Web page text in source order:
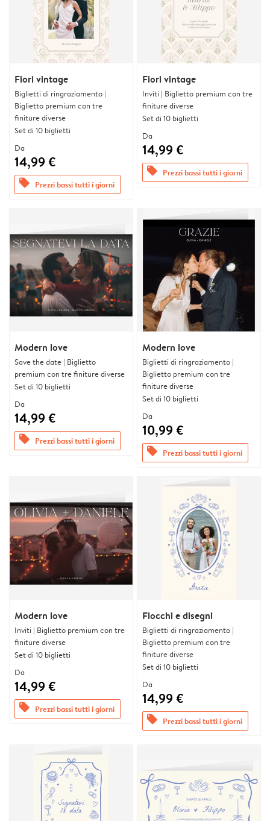
Fiori vintage
Biglietti di ringraziamento |
Biglietto premium con tre
finiture diverse
Set di 10 biglietti
Da
14,99 €
offers Prezzi bassi tutti i giorni
Fiori vintage
Inviti | Biglietto premium con tre
finiture diverse
Set di 10 biglietti
Da
14,99 €
offers Prezzi bassi tutti i giorni
Modern love
Save the date | Biglietto
premium con tre finiture diverse
Set di 10 biglietti
Da
14,99 €
offers Prezzi bassi tutti i giorni
Modern love
Biglietti di ringraziamento |
Biglietto premium con tre
finiture diverse
Set di 10 biglietti
Da
10,99 €
offers Prezzi bassi tutti i giorni
Modern love
Inviti | Biglietto premium con tre
finiture diverse
Set di 10 biglietti
Da
14,99 €
offers Prezzi bassi tutti i giorni
Fiocchi e disegni
Biglietti di ringraziamento |
Biglietto premium con tre
finiture diverse
Set di 10 biglietti
Da
14,99 €
offers Prezzi bassi tutti i giorni